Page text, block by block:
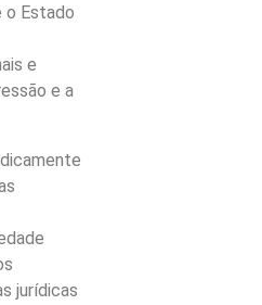
o Estado
e
e a
jurídicas